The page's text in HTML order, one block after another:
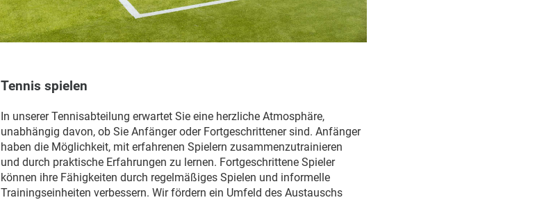
Tennis spielen
In unserer Tennisabteilung erwartet Sie eine herzliche Atmosphäre,
unabhängig davon, ob Sie Anfänger oder Fortgeschrittener sind. Anfänger
haben die Möglichkeit, mit erfahrenen Spielern zusammenzutrainieren
und durch praktische Erfahrungen zu lernen. Fortgeschrittene Spieler
können ihre Fähigkeiten durch regelmäßiges Spielen und informelle
Trainingseinheiten verbessern. Wir fördern ein Umfeld des Austauschs